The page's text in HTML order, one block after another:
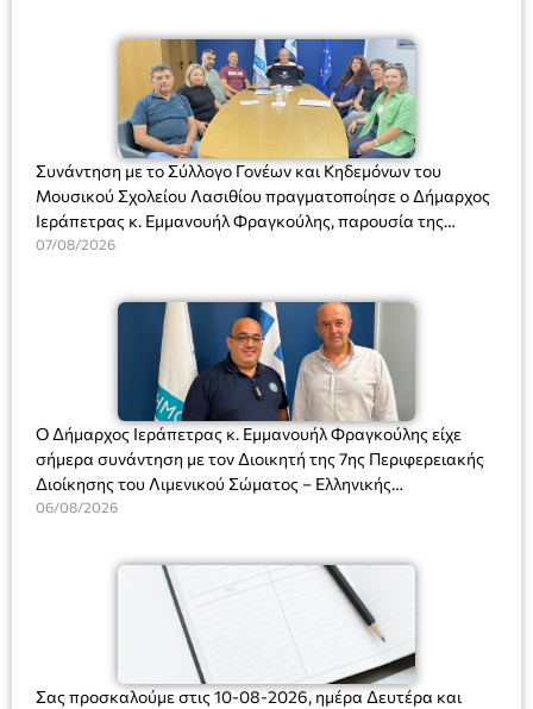
Συνάντηση με το Σύλλογο Γονέων και Κηδεμόνων του
Μουσικού Σχολείου Λασιθίου πραγματοποίησε ο Δήμαρχος
Ιεράπετρας κ. Εμμανουήλ Φραγκούλης, παρουσία της
Διευθύντριας του σχολείου κας Μαριάννας Χαΐτα.
07/08/2026
Ο Δήμαρχος Ιεράπετρας κ. Εμμανουήλ Φραγκούλης είχε
σήμερα συνάντηση με τον Διοικητή της 7ης Περιφερειακής
Διοίκησης του Λιμενικού Σώματος – Ελληνικής
Ακτοφυλακής (Λ.Σ.-ΕΛ.ΑΚΤ.), Αρχιπλοίαρχο Λ.Σ. κ. Ιωάννη
06/08/2026
Σας προσκαλούμε στις 10-08-2026, ημέρα Δευτέρα και